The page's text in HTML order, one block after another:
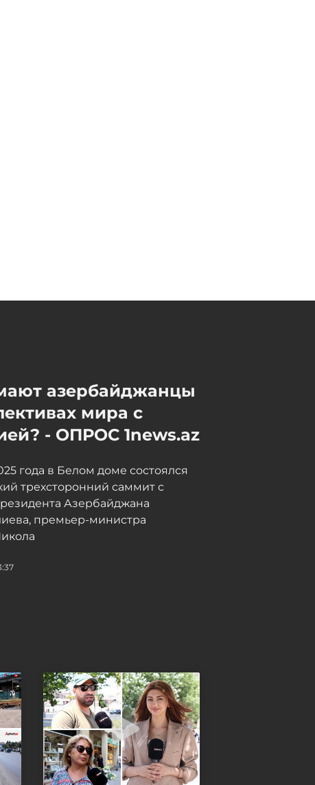
Стартует производство
азербайджанцы
мира с
- ОПРОС 1news.az
года в Белом доме состоялся
трехсторонний саммит с
Азербайджана
премьер-министра